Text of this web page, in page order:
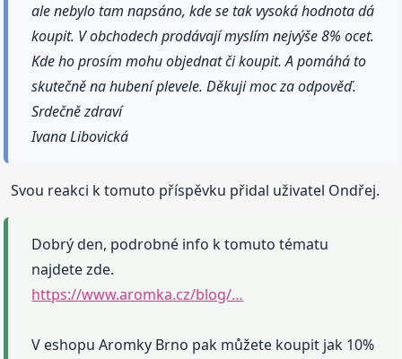
ale nebylo tam napsáno, kde se tak vysoká hodnota dá
koupit. V obchodech prodávají myslím nejvýše 8% ocet.
Kde ho prosím mohu objednat či koupit. A pomáhá to
skutečně na hubení plevele. Děkuji moc za odpověď.
Srdečně zdraví
Ivana Libovická
Svou reakci k tomuto příspěvku přidal uživatel Ondřej.
Dobrý den, podrobné info k tomuto tématu
najdete zde.
https://www.aromka.cz/blog/…
V eshopu Aromky Brno pak můžete koupit jak 10%